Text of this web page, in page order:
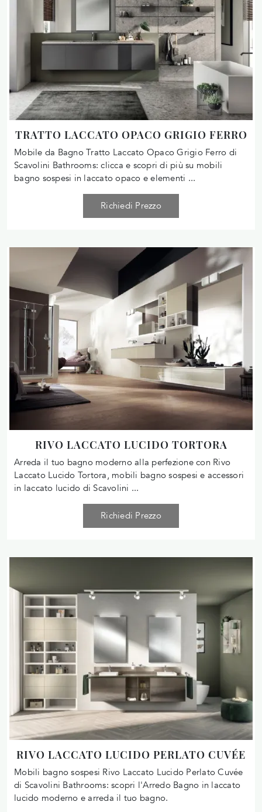
TRATTO LACCATO OPACO GRIGIO FERRO
Mobile da Bagno Tratto Laccato Opaco Grigio Ferro di
Scavolini Bathrooms: clicca e scopri di più su mobili
bagno sospesi in laccato opaco e elementi ...
Richiedi Prezzo
RIVO LACCATO LUCIDO TORTORA
Arreda il tuo bagno moderno alla perfezione con Rivo
Laccato Lucido Tortora, mobili bagno sospesi e accessori
in laccato lucido di Scavolini ...
Richiedi Prezzo
RIVO LACCATO LUCIDO PERLATO CUVÉE
Mobili bagno sospesi Rivo Laccato Lucido Perlato Cuvée
di Scavolini Bathrooms: scopri l'Arredo Bagno in laccato
lucido moderno e arreda il tuo bagno.